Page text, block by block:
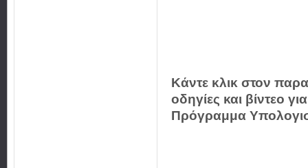
Κάντε κλικ στον
οδηγίες και βίντεο
Πρόγραμμα